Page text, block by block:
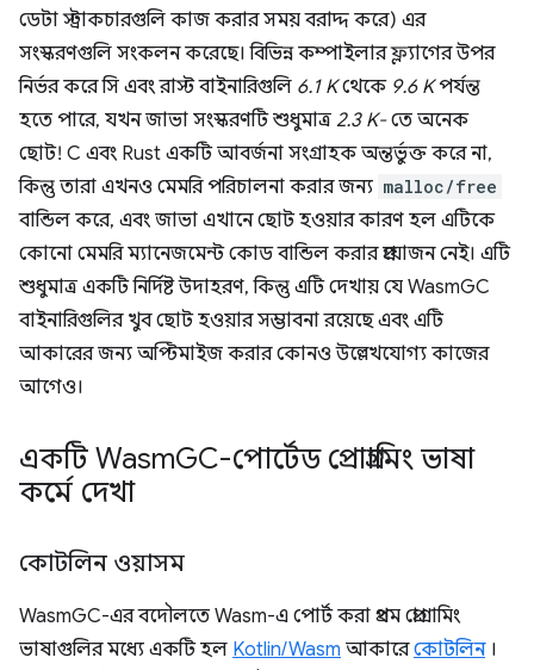
ডেটা স্ট্রাকচারগুলি কাজ করার সময় বরাদ্দ করে) এর
সংস্করণগুলি সংকলন করেছে। বিভিন্ন কম্পাইলার ফ্ল্যাগের উপর
নির্ভর করে সি এবং রাস্ট বাইনারিগুলি 6.1 Kথেকে 9.6 Kপর্যন্ত
হতে পারে, যখন জাভা সংস্করণটি শুধুমাত্র 2.3 K-তে অনেক
ছোট! C এবং Rust একটি আবর্জনা সংগ্রাহক অন্তর্ভুক্ত করে না,
কিন্তু তারা এখনও মেমরি পরিচালনা করার জন্য malloc/free
বান্ডিল করে, এবং জাভা এখানে ছোট হওয়ার কারণ হল এটিকে
কোনো মেমরি ম্যানেজমেন্ট কোড বান্ডিল করার প্রয়োজন নেই। এটি
শুধুমাত্র একটি নির্দিষ্ট উদাহরণ, কিন্তু এটি দেখায় যে WasmGC
বাইনারিগুলির খুব ছোট হওয়ার সম্ভাবনা রয়েছে এবং এটি
আকারের জন্য অপ্টিমাইজ করার কোনও উল্লেখযোগ্য কাজের
আগেও।
একটি WasmGC-পোর্টেড প্রোগ্রামিং ভাষা
কর্মে দেখা
কোটলিন ওয়াসম
WasmGC-এর বদৌলতে Wasm-এ পোর্ট করা প্রথম প্রোগ্রামিং
ভাষাগুলির মধ্যে একটি হল Kotlin/Wasm আকারেকোটলিন।